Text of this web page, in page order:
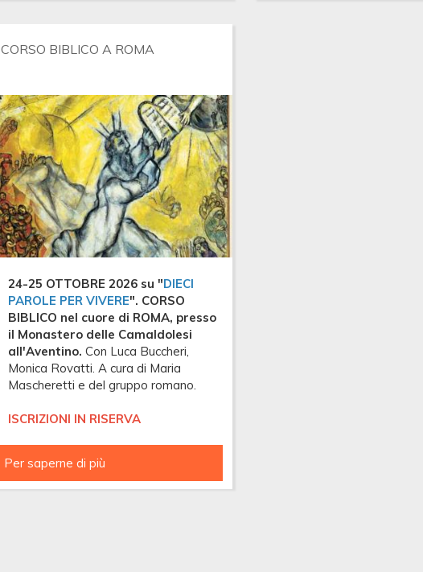
TERZELLI
CORSO BIBLICO A ROMA
24-25 OTTOBRE 2026 su "DIECI
PAROLE PER VIVERE". CORSO
BIBLICO nel cuore di ROMA, presso
il Monastero delle Camaldolesi
all'Aventino. Con Luca Buccheri,
Monica Rovatti. A cura di Maria
Mascheretti e del gruppo romano.
ISCRIZIONI IN RISERVA
Per saperne di più
BIBLICO